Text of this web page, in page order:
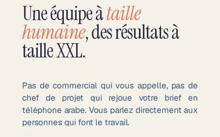
Une équipe àtaille
humaine, des résultats à
taille XXL.
Pas de commercial qui vous appelle, pas de
chef de projet qui rejoue votre brief en
téléphone arabe. Vous parlez directement aux
personnes qui font le travail.